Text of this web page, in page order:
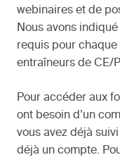
webinaires et de
Nous avons
requis pour
entraîneurs de CE/
Pour accéder aux
ont besoin d’un
vous avez déjà
déjà un compte.